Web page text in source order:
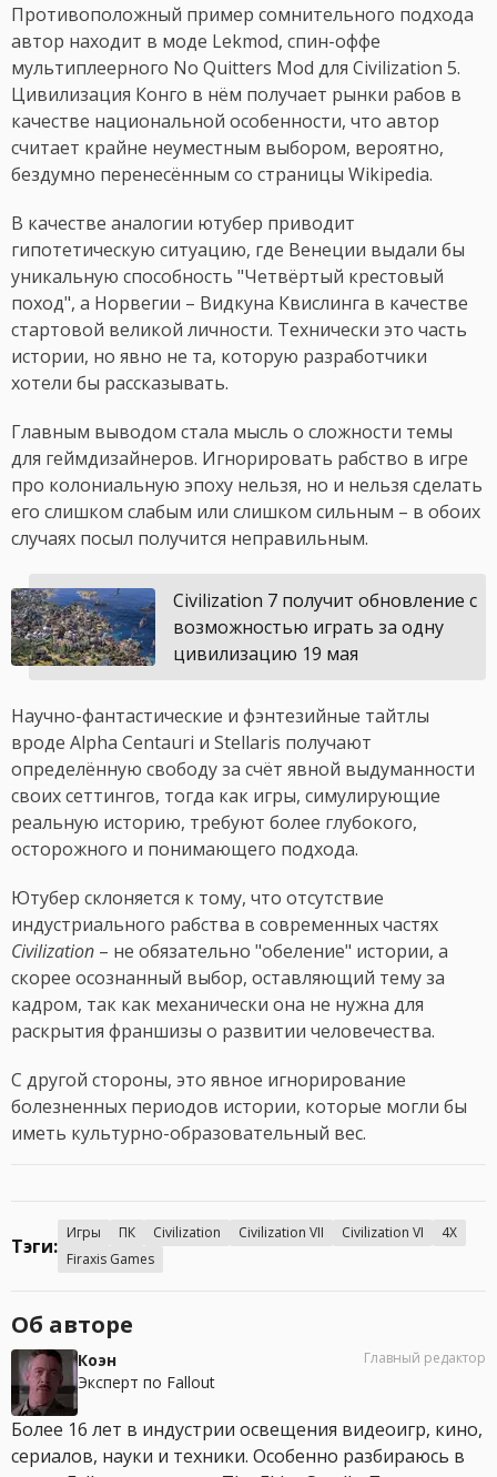
Противоположный пример сомнительного подхода
автор находит в моде Lekmod, спин-оффе
мультиплеерного No Quitters Mod для Civilization 5.
Цивилизация Конго в нём получает рынки рабов в
качестве национальной особенности, что автор
считает крайне неуместным выбором, вероятно,
бездумно перенесённым со страницы Wikipedia.
В качестве аналогии ютубер приводит
гипотетическую ситуацию, где Венеции выдали бы
уникальную способность "Четвёртый крестовый
поход", а Норвегии – Видкуна Квислинга в качестве
стартовой великой личности. Технически это часть
истории, но явно не та, которую разработчики
хотели бы рассказывать.
Главным выводом стала мысль о сложности темы
для геймдизайнеров. Игнорировать рабство в игре
про колониальную эпоху нельзя, но и нельзя сделать
его слишком слабым или слишком сильным – в обоих
случаях посыл получится неправильным.
Civilization 7 получит обновление с
возможностью играть за одну
цивилизацию 19 мая
Научно-фантастические и фэнтезийные тайтлы
вроде Alpha Centauri и Stellaris получают
определённую свободу за счёт явной выдуманности
своих сеттингов, тогда как игры, симулирующие
реальную историю, требуют более глубокого,
осторожного и понимающего подхода.
Ютубер склоняется к тому, что отсутствие
индустриального рабства в современных частях
Civilization – не обязательно "обеление" истории, а
скорее осознанный выбор, оставляющий тему за
кадром, так как механически она не нужна для
раскрытия франшизы о развитии человечества.
С другой стороны, это явное игнорирование
болезненных периодов истории, которые могли бы
иметь культурно-образовательный вес.
Тэги:
Игры ПК Civilization Civilization VII Civilization VI
4X
Firaxis Games
Об авторе
Коэн
Эксперт по Fallout
Главный редактор
Более 16 лет в индустрии освещения видеоигр, кино,
сериалов, науки и техники. Особенно разбираюсь в